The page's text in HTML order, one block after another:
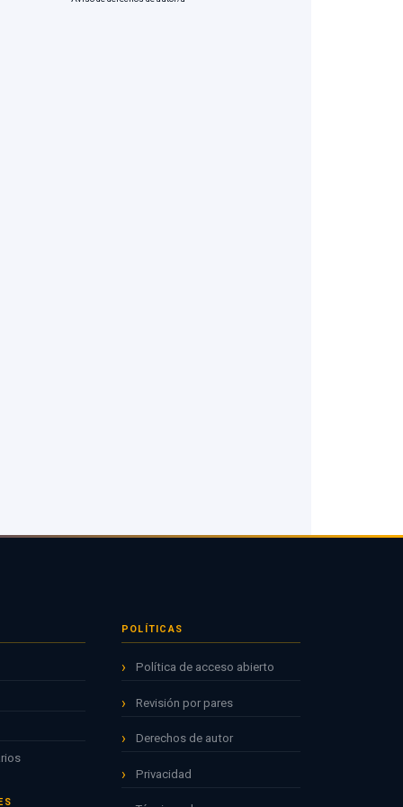
POLÍTICAS
Política de acceso abierto
Revisión por pares
Derechos de autor
Privacidad